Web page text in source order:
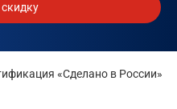
«Сделано в России»